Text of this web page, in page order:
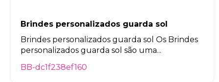
Brindes personalizados guarda sol
Brindes personalizados guarda sol Os Brindes
personalizados guarda sol são uma...
BB-dc1f238ef160